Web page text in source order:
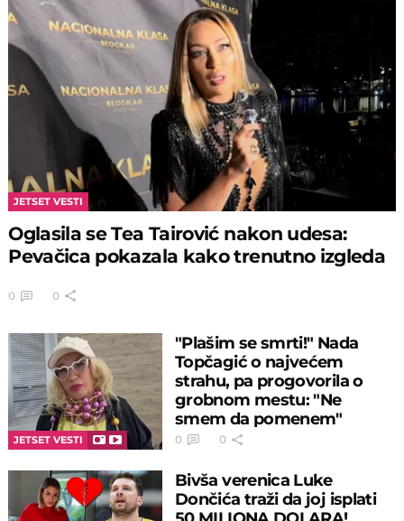
JETSET VESTI
Oglasila se Tea Tairović nakon udesa:
Pevačica pokazala kako trenutno izgleda
0 0
JETSET VESTI
"Plašim se smrti!" Nada
Topčagić o najvećem
strahu, pa progovorila o
grobnom mestu: "Ne
smem da pomenem"
0 0
Bivša verenica Luke
Dončića traži da joj isplati